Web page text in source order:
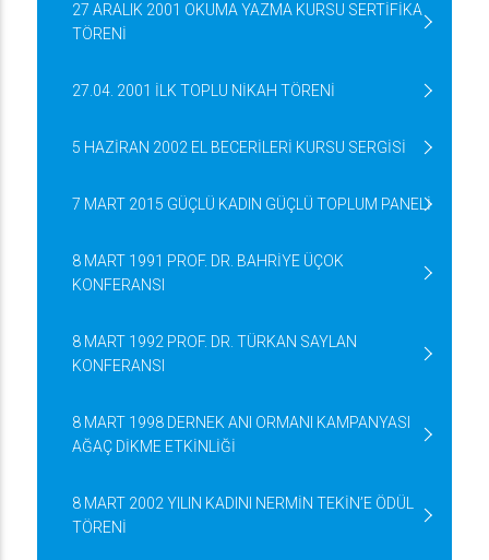
27 ARALIK 2001 OKUMA YAZMA KURSU SERTİFİKA
TÖRENİ
27.04. 2001 İLK TOPLU NİKAH TÖRENİ
5 HAZİRAN 2002 EL BECERİLERİ KURSU SERGİSİ
7 MART 2015 GÜÇLÜ KADIN GÜÇLÜ TOPLUM PANELİ
8 MART 1991 PROF. DR. BAHRİYE ÜÇOK
KONFERANSI
8 MART 1992 PROF. DR. TÜRKAN SAYLAN
KONFERANSI
8 MART 1998 DERNEK ANI ORMANI KAMPANYASI
AĞAÇ DİKME ETKİNLİĞİ
8 MART 2002 YILIN KADINI NERMİN TEKİN’E ÖDÜL
TÖRENİ